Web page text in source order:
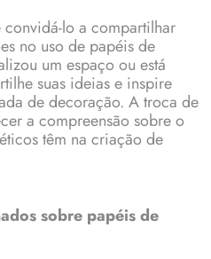
lo a compartilhar
no uso de papéis de
um espaço ou está
suas ideias e inspire
de decoração. A troca de
a compreensão sobre o
têm na criação de
sobre papéis de